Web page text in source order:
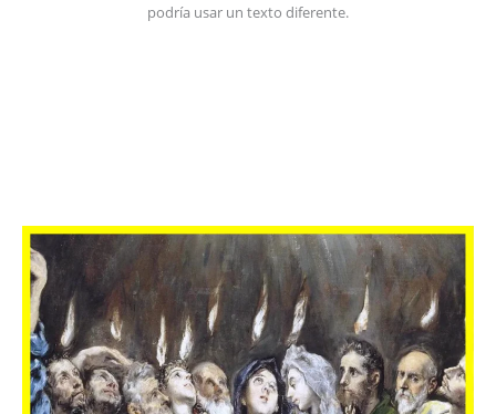
podría usar un texto diferente.